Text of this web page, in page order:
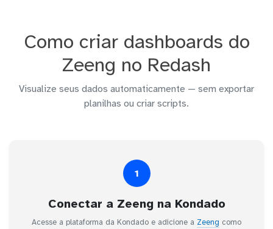
Como criar dashboards do
Zeeng no Redash
Visualize seus dados automaticamente — sem exportar
planilhas ou criar scripts.
1
Conectar a Zeeng na Kondado
Acesse a plataforma da Kondado e adicione a Zeeng como